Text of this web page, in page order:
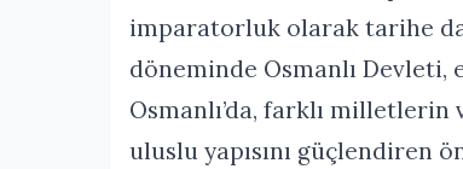
imparatorluk olarak tarihe
döneminde Osmanlı Devleti,
Osmanlı’da, farklı
uluslu yapısını güçlendiren